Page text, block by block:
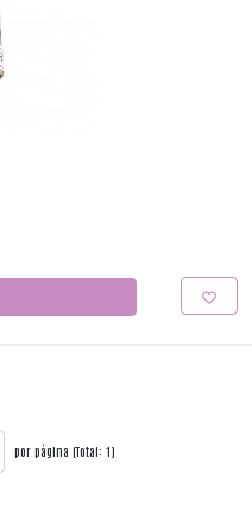
por página (Total: 1)